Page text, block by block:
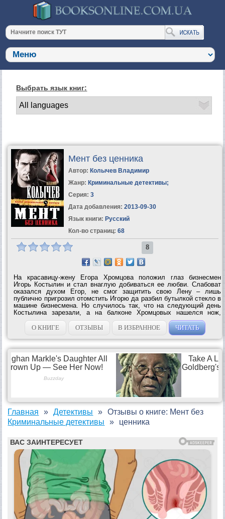
Выбрать язык книг:
Мент без ценника
Автор: Колычев Владимир
Жанр: Криминальные детективы;
Серия: 3
Дата добавления: 2013-09-30
Язык книги: Русский
Кол-во страниц: 68
8
На красавицу-жену Егора Хромцова положил глаз бизнесмен
Игорь Костылин и стал внаглую добиваться ее любви. Слабоват
оказался духом Егор, не смог защитить свою Лену – лишь
публично пригрозил отомстить Игорю да разбил бутылкой стекло в
машине бизнесмена. Но случилось так, что на следующий день
Костылина зарезали, а на балконе Хромцовых нашелся нож,
испачканный кровью Игоря. Для следствия все предельно ясно:
убийца – Егор. На будущем...
О КНИГЕ ОТЗЫВЫ В ИЗБРАННОЕ ЧИТАТЬ
Главная
Детективы
Криминальные детективы
Отзывы о книге: Мент без
ценника